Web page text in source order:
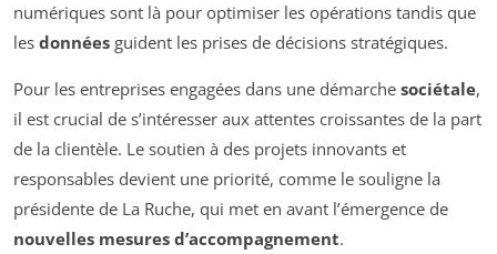
numériques sont là pour optimiser les opérations tandis que
les données guident les prises de décisions stratégiques.
Pour les entreprises engagées dans une démarche sociétale,
il est crucial de s’intéresser aux attentes croissantes de la part
de la clientèle. Le soutien à des projets innovants et
responsables devient une priorité, comme le souligne la
présidente de La Ruche, qui met en avant l’émergence de
nouvelles mesures d’accompagnement.